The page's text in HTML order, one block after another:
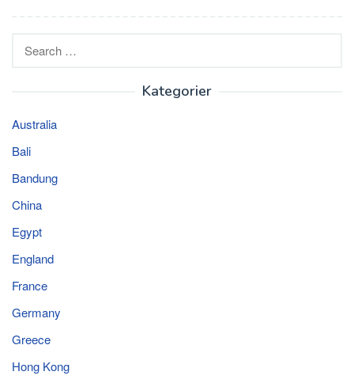
for:
Kategorier
Australia
Bali
Bandung
China
Egypt
England
France
Germany
Greece
Hong Kong